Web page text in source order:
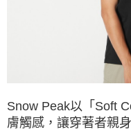
結帳頁面，進行簡訊認證並確
２．訂單成立數日內，您將收
３．收到繳費通知簡訊後14天
ATM／網路銀行／等多元方式
※ 請注意：結帳手續完成當下
購買商品的店家。未經商家同
是否繳費成功／繳費後需取消
客戶支援中心」https://
Snow Peak以「Soft
膚觸感，讓穿著者親